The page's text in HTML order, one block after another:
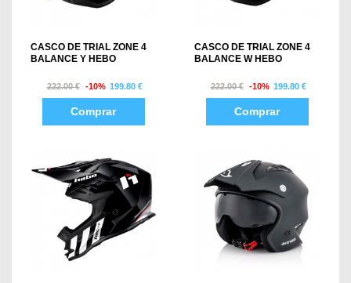
CASCO DE TRIAL ZONE 4
BALANCE Y HEBO
222.00 € -10% 199.80 €
Comprar
CASCO DE TRIAL ZONE 4
BALANCE W HEBO
222.00 € -10% 199.80 €
Comprar